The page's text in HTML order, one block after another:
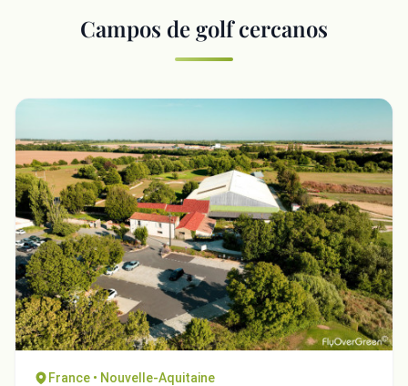
Campos de golf cercanos
France • Nouvelle-Aquitaine